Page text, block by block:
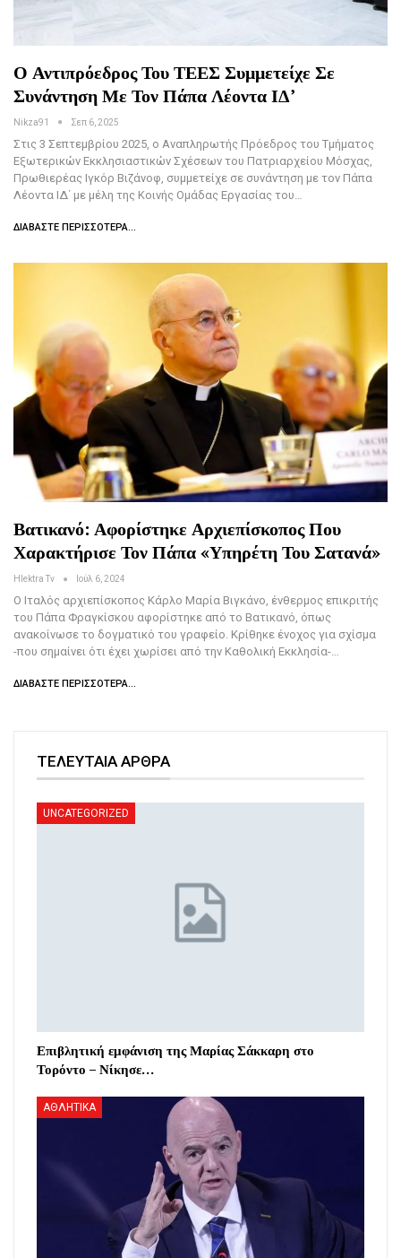
Ο Αντιπρόεδρος Του ΤΕΕΣ Συμμετείχε Σε
Συνάντηση Με Τον Πάπα Λέοντα ΙΔ’
Nikza91 Σεπ 6, 2025
Στις 3 Σεπτεμβρίου 2025, ο Αναπληρωτής Πρόεδρος του Τμήματος
Εξωτερικών Εκκλησιαστικών Σχέσεων του Πατριαρχείου Μόσχας,
Πρωθιερέας Ιγκόρ Βιζάνοφ, συμμετείχε σε συνάντηση με τον Πάπα
Λέοντα ΙΔ΄ με μέλη της Κοινής Ομάδας Εργασίας του…
ΔΙΑΒΆΣΤΕ ΠΕΡΙΣΣΌΤΕΡΑ...
Βατικανό: Αφορίστηκε Αρχιεπίσκοπος Που
Χαρακτήρισε Τον Πάπα «υπηρέτη Του Σατανά»
Hlektra Tv Ιούλ 6, 2024
Ο Ιταλός αρχιεπίσκοπος Κάρλο Μαρία Βιγκάνο, ένθερμος επικριτής
του Πάπα Φραγκίσκου αφορίστηκε από το Βατικανό, όπως
ανακοίνωσε το δογματικό του γραφείο. Κρίθηκε ένοχος για σχίσμα
-που σημαίνει ότι έχει χωρίσει από την Καθολική Εκκλησία-…
ΔΙΑΒΆΣΤΕ ΠΕΡΙΣΣΌΤΕΡΑ...
ΤΕΛΕΥΤΑΙΑ ΑΡΘΡΑ
UNCATEGORIZED
Επιβλητική εμφάνιση της Μαρίας Σάκκαρη στο
Τορόντο – Νίκησε…
ΑΘΛΗΤΙΚΑ